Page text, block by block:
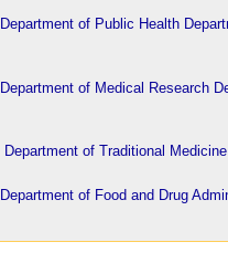
Department of Public Health
Department of Medical Research
Department of Traditional Medicine
Department of Food and Drug